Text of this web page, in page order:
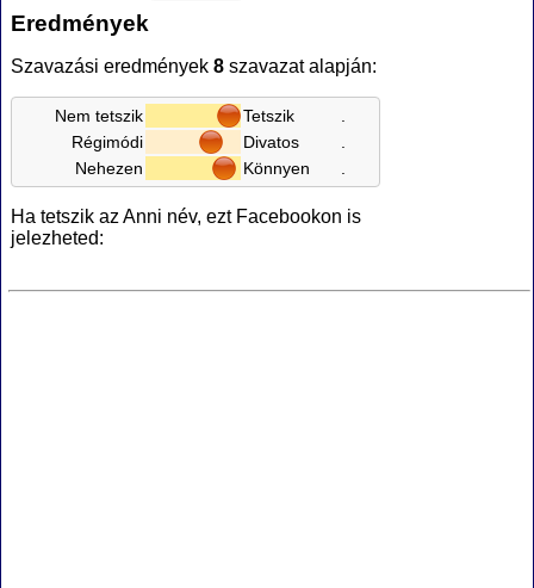
Eredmények
Szavazási eredmények 8 szavazat alapján:
Nem tetszik Tetszik
Régimódi
Divatos
Nehezen
Könnyen
Ha tetszik az Anni név, ezt Facebookon is
jelezheted: